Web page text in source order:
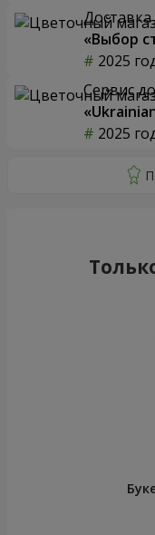
«Выбор
2025
Сервис
2025